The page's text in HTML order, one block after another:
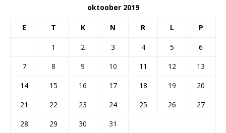
oktoober 2019
E T K N R L P
1 2 3 4 5
6
7
8 9 10 11 12
13
14
15 16 17 18 19
20
21
22 23 24 25 26
27
28
29 30
31